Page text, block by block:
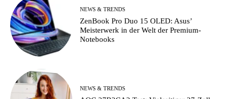
NEWS & TRENDS
ZenBook Pro Duo 15 OLED: Asus’
Meisterwerk in der Welt der Premium-
Notebooks
NEWS & TRENDS